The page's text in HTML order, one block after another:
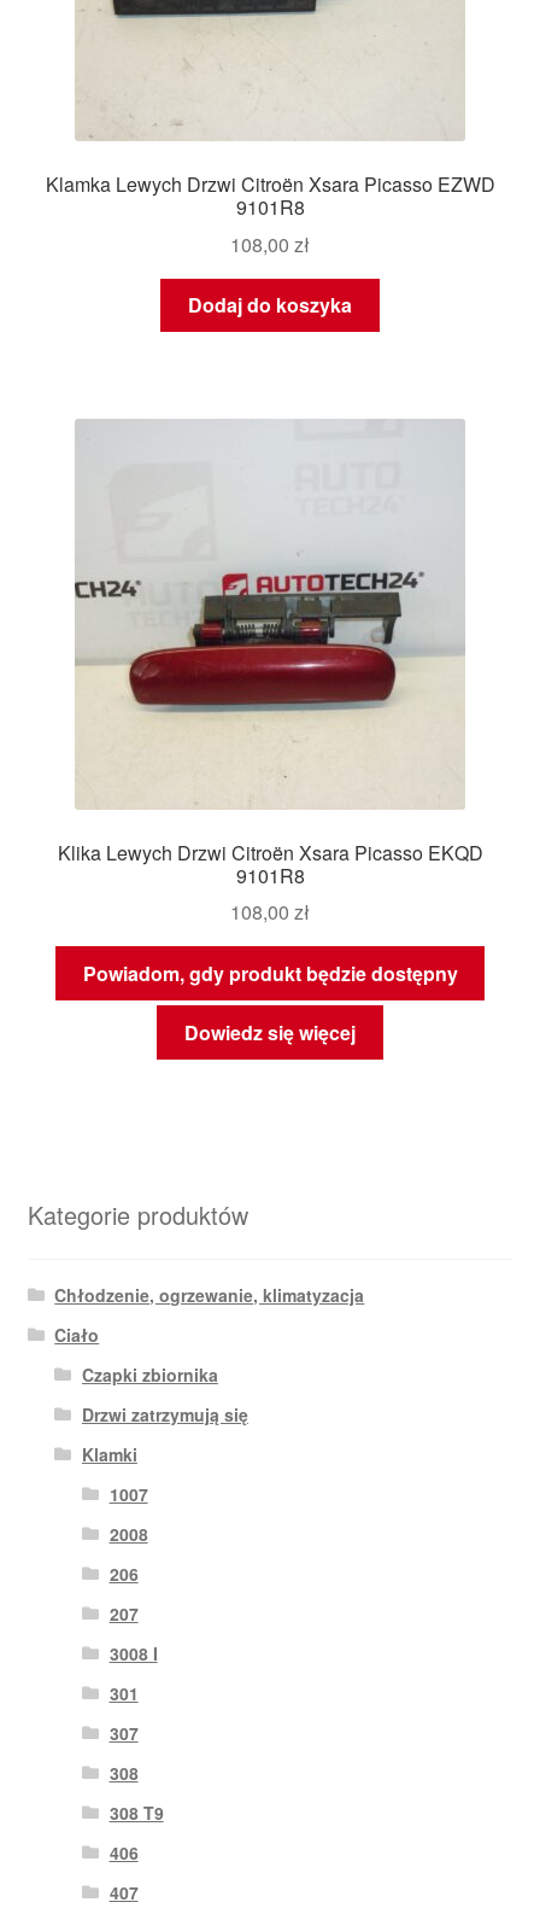
Klamka Lewych Drzwi Citroën Xsara Picasso EZWD
9101R8
108,00 zł
Dodaj do koszyka
Klika Lewych Drzwi Citroën Xsara Picasso EKQD
9101R8
108,00 zł
Powiadom, gdy produkt będzie dostępny
Dowiedz się więcej
Kategorie produktów
Chłodzenie, ogrzewanie, klimatyzacja
Ciało
Czapki zbiornika
Drzwi zatrzymują się
Klamki
1007
2008
206
207
3008 I
301
307
308
308 T9
406
407